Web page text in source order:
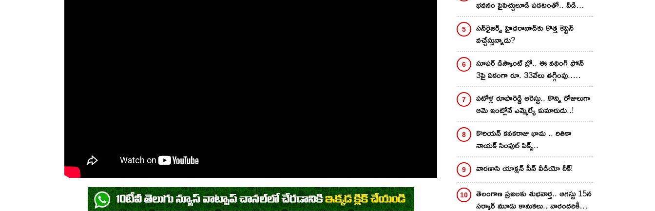
భవనం పైపెచ్చులూడి పడటంతో.. వీడియో
వైరల్..
స‌న్‌రైజ‌ర్స్ హైద‌రాబాద్‌కు కొత్త కెప్టెన్
వ‌చ్చేస్తున్నాడు?
సూపర్ డిస్కౌంట్ బ్రో.. ఈ నథింగ్ ఫోన్
3పై ఏకంగా రూ. 33వేలు తగ్గింపు..
అమెజాన్‌లో ఇలా కొన్నారంటే?
పటోళ్ల రూపారెడ్డి అరెస్టు.. కొన్ని రోజులుగా
ఆమె ఇంట్లోనే ఎమ్మెల్యే కుమారుడు..!
కొరియన్‌ కనకరాజు భామ .. రితికా
నాయ‌క్ సింపుల్ పిక్స్‌..
వారణాసి యాక్షన్ సీన్ వీడియో లీక్!
తెలంగాణ ప్రజలకు శుభవార్త.. ఆగస్టు 15న
సర్కార్ మూడు కానుకలు.. వారందరికీ